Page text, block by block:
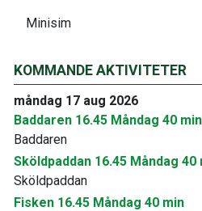
Minisim
KOMMANDE AKTIVITETER
måndag 17 aug 2026
Baddaren 16.45 Måndag 40 min
Baddaren
Sköldpaddan 16.45 Måndag 40
Sköldpaddan
Fisken 16.45 Måndag 40 min